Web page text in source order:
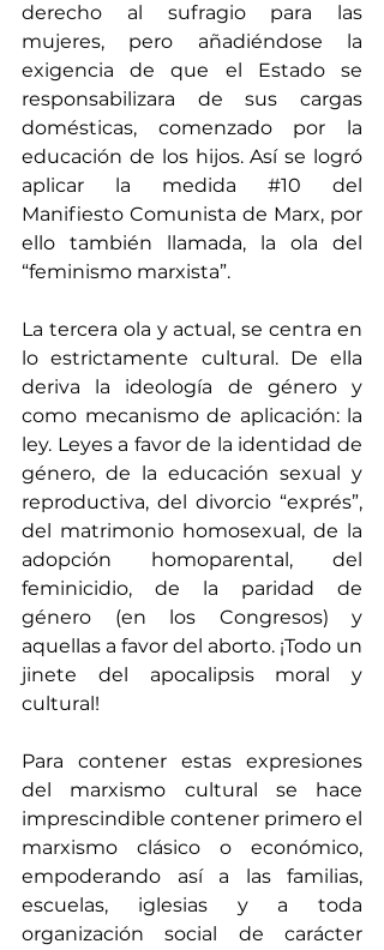
derecho al sufragio para las
mujeres, pero añadiéndose la
exigencia de que el Estado se
responsabilizara de sus cargas
domésticas, comenzado por la
educación de los hijos. Así se logró
aplicar la medida #10 del
Manifiesto Comunista de Marx, por
ello también llamada, la ola del
“feminismo marxista”.
La tercera ola y actual, se centra en
lo estrictamente cultural. De ella
deriva la ideología de género y
como mecanismo de aplicación: la
ley. Leyes a favor de la identidad de
género, de la educación sexual y
reproductiva, del divorcio “exprés”,
del matrimonio homosexual, de la
adopción homoparental, del
feminicidio, de la paridad de
género (en los Congresos) y
aquellas a favor del aborto. ¡Todo un
jinete del apocalipsis moral y
cultural!
Para contener estas expresiones
del marxismo cultural se hace
imprescindible contener primero el
marxismo clásico o económico,
empoderando así a las familias,
escuelas, iglesias y a toda
organización social de carácter